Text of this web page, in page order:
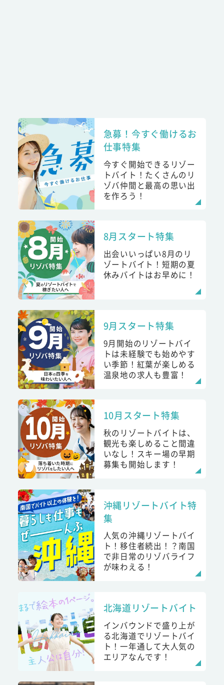
急募！今すぐ働けるお
仕事特集
今すぐ開始できるリゾー
トバイト！たくさんのリ
ゾバ仲間と最高の思い出
を作ろう！
8月スタート特集
出会いいっぱい8月のリ
ゾートバイト！短期の夏
休みバイトはお早めに！
9月スタート特集
9月開始のリゾートバイ
トは未経験でも始めやす
い季節！紅葉が楽しめる
温泉地の求人も豊富！
10月スタート特集
秋のリゾートバイトは、
観光も楽しめること間違
いなし！スキー場の早期
募集も開始します！
沖縄リゾートバイト特
集
人気の沖縄リゾートバイ
ト！移住者続出！？南国
で非日常のリゾバライフ
が味わえる！
北海道リゾートバイト
インバウンドで盛り上が
る北海道でリゾートバイ
ト！一年通して大人気の
エリアなんです！